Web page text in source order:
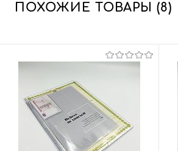
ПОХОЖИЕ ТОВАРЫ (8)